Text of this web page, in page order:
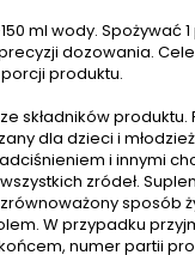
ml wody.
dozowania.
produktu.
składników
dla dzieci i
i innymi
zródeł.
sposób
W przypadku
numer partii